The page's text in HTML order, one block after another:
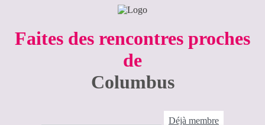
Faites des rencontres proches
de
Columbus
Déjà membre